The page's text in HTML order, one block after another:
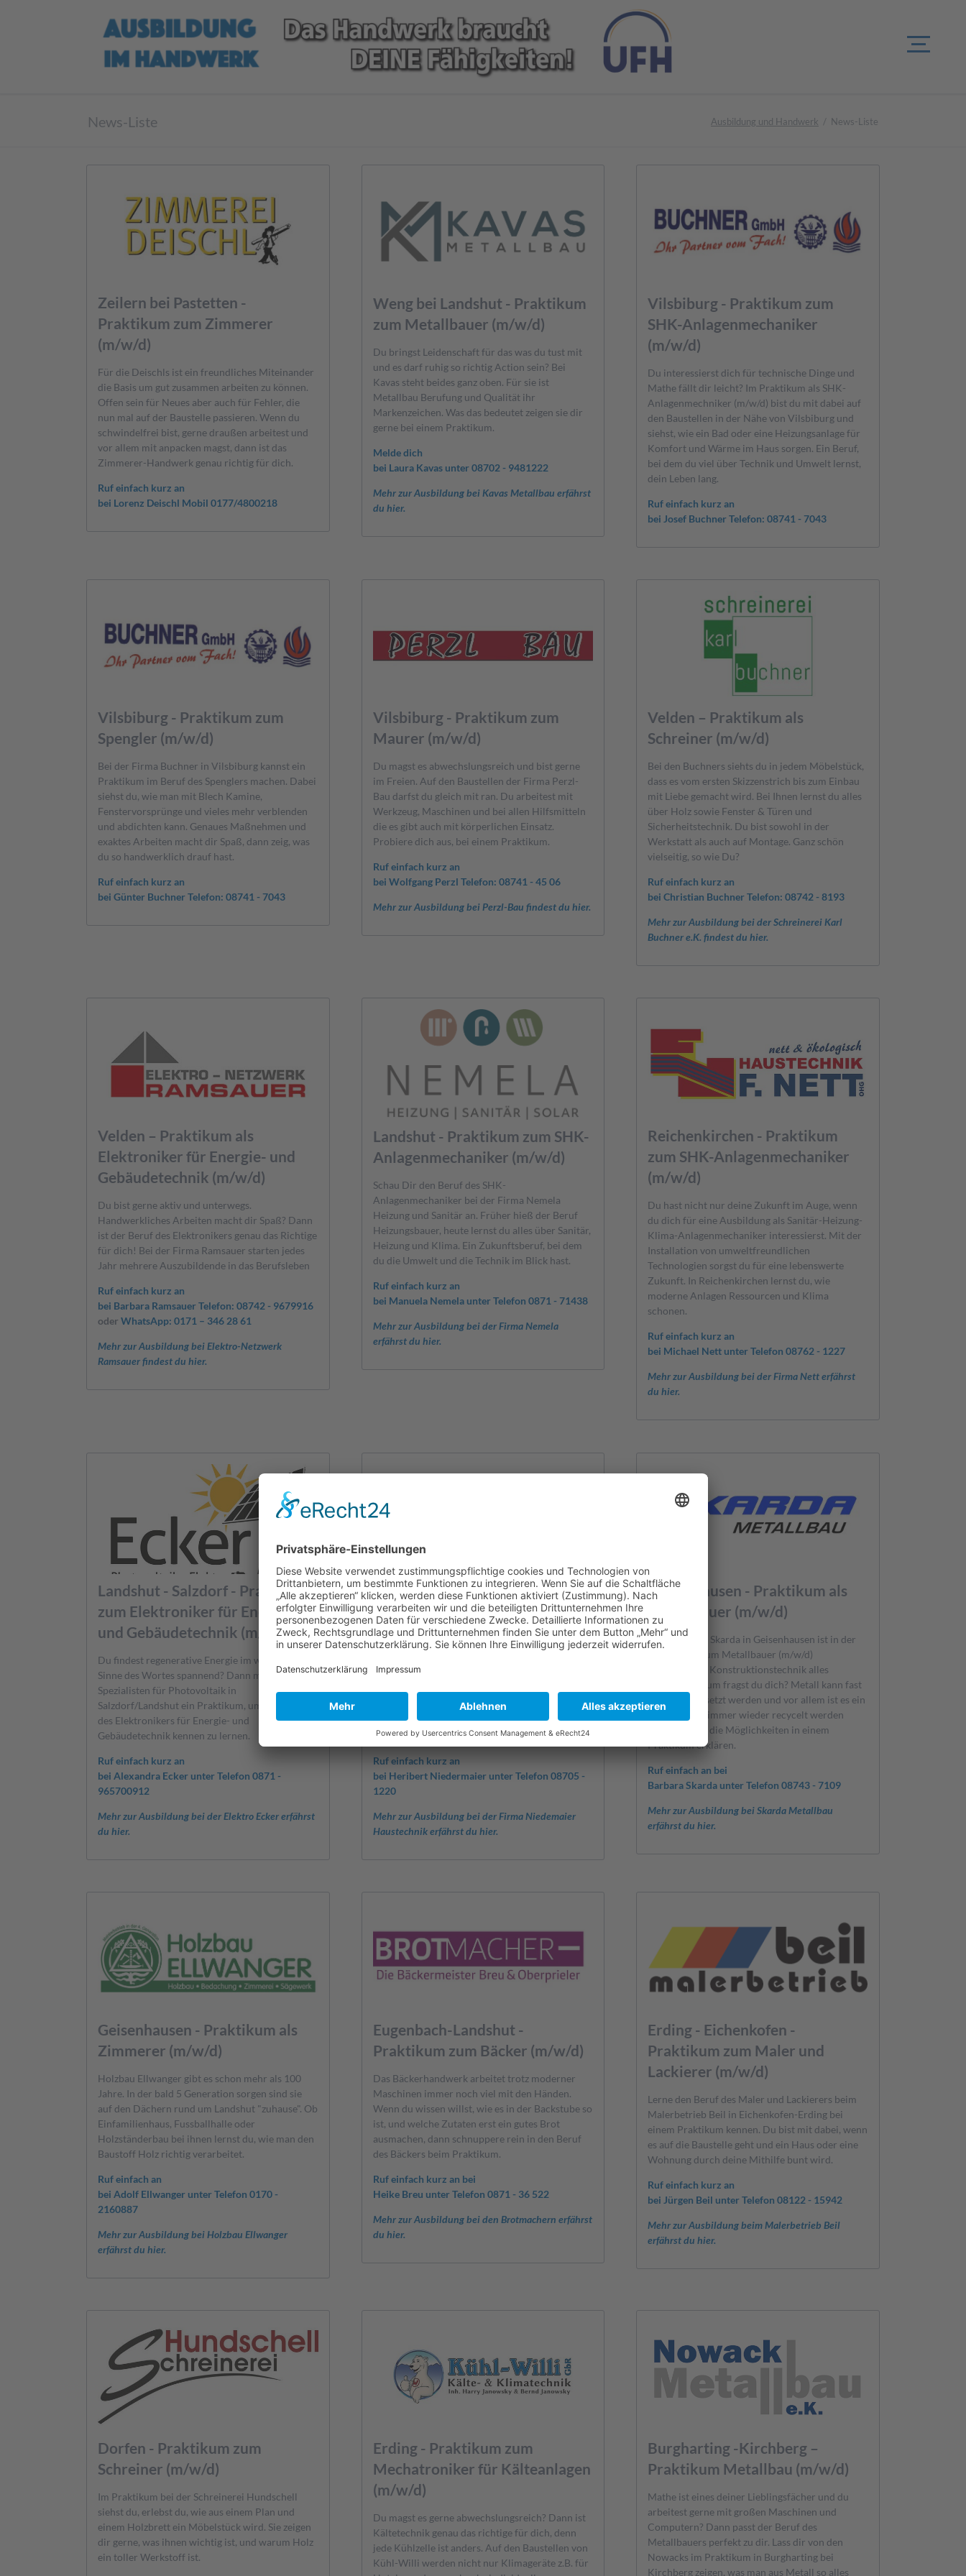
News-Liste Ausbildung und Handwerk News-Liste
Zeilern bei Pastetten -
Praktikum zum Zimmerer
(m/w/d)
Für die Deischls ist ein freundliches Miteinander
die Basis um gut zusammen arbeiten zu können.
Offen sein für Neues aber auch für Fehler, die
nun mal auf der Baustelle passieren. Wenn du
schwindelfrei bist, gerne draußen arbeitest und
vor allem mit anpacken magst, dann ist das
Zimmerer-Handwerk genau richtig für dich.
Ruf einfach kurz an
bei Lorenz Deischl Mobil 0177/4800218
Weng bei Landshut - Praktikum
zum Metallbauer (m/w/d)
Du bringst Leidenschaft für das was du tust mit
und es darf ruhig so richtig Action sein? Bei
Kavas steht beides ganz oben. Für sie ist
Metallbau Berufung und Qualität ihr
Markenzeichen. Was das bedeutet zeigen sie dir
gerne bei einem Praktikum.
Melde dich
bei Laura Kavas unter 08702 - 9481222
Mehr zur Ausbildung bei Kavas Metallbau erfährst
du hier.
Vilsbiburg - Praktikum zum
SHK-Anlagenmechaniker
(m/w/d)
Du interessierst dich für technische Dinge und
Mathe fällt dir leicht? Im Praktikum als SHK-
Anlagenmechniker (m/w/d) bist du mit dabei auf
den Baustellen in der Nähe von Vilsbiburg und
siehst, wie ein Bad oder eine Heizungsanlage für
Komfort und Wärme im Haus sorgen. Ein Beruf,
bei dem du viel über Technik und Umwelt lernst,
dein Leben lang.
Ruf einfach kurz an
bei Josef Buchner Telefon: 08741 - 7043
Vilsbiburg - Praktikum zum
Spengler (m/w/d)
Bei der Firma Buchner in Vilsbiburg kannst ein
Praktikum im Beruf des Spenglers machen. Dabei
siehst du, wie man mit Blech Kamine,
Fenstervorsprünge und vieles mehr verblenden
und abdichten kann. Genaues Maßnehmen und
exaktes Arbeiten macht dir Spaß, dann zeig, was
du so handwerklich drauf hast.
Ruf einfach kurz an
bei Günter Buchner Telefon: 08741 - 7043
Vilsbiburg - Praktikum zum
Maurer (m/w/d)
Du magst es abwechslungsreich und bist gerne
im Freien. Auf den Baustellen der Firma Perzl-
Bau darfst du gleich mit ran. Du arbeitest mit
Werkzeug, Maschinen und bei allen Hilfsmitteln
die es gibt auch mit körperlichen Einsatz.
Probiere dich aus, bei einem Praktikum.
Ruf einfach kurz an
bei Wolfgang Perzl Telefon: 08741 - 45 06
Mehr zur Ausbildung bei Perzl-Bau findest du hier.
Velden – Praktikum als
Schreiner (m/w/d)
Bei den Buchners siehts du in jedem Möbelstück,
dass es vom ersten Skizzenstrich bis zum Einbau
mit Liebe gemacht wird. Bei Ihnen lernst du alles
über Holz sowie Fenster & Türen und
Sicherheitstechnik. Du bist sowohl in der
Werkstatt als auch auf Montage. Ganz schön
vielseitig, so wie Du?
Ruf einfach kurz an
bei Christian Buchner Telefon: 08742 - 8193
Mehr zur Ausbildung bei der Schreinerei Karl
Buchner e.K. findest du hier.
Velden – Praktikum als
Elektroniker für Energie- und
Gebäudetechnik (m/w/d)
Du bist gerne aktiv und unterwegs.
Handwerkliches Arbeiten macht dir Spaß? Dann
ist der Beruf des Elektronikers genau das Richtige
für dich! Bei der Firma Ramsauer starten jedes
Jahr mehrere Auszubildende in das Berufsleben
Ruf einfach kurz an
bei Barbara Ramsauer Telefon: 08742 - 9679916
oderWhatsApp: 0171 – 346 28 61
Mehr zur Ausbildung bei Elektro-Netzwerk
Ramsauer findest du hier.
Landshut - Praktikum zum SHK-
Anlagenmechaniker (m/w/d)
Schau Dir den Beruf des SHK-
Anlagenmechaniker bei der Firma Nemela
Heizung und Sanitär an. Früher hieß der Beruf
Heizungsbauer, heute lernst du alles über Sanitär,
Heizung und Klima. Ein Zukunftsberuf, bei dem
du die Umwelt und die Technik im Blick hast.
Ruf einfach kurz an
bei Manuela Nemela unter Telefon 0871 - 71438
Mehr zur Ausbildung bei der Firma Nemela
erfährst du hier.
Reichenkirchen - Praktikum
zum SHK-Anlagenmechaniker
(m/w/d)
Du hast nicht nur deine Zukunft im Auge, wenn
du dich für eine Ausbildung als Sanitär-Heizung-
Klima-Anlagenmechaniker interessierst. Mit der
Installation von umweltfreundlichen
Technologien sorgst du für eine lebenswerte
Zukunft. In Reichenkirchen lernst du, wie
moderne Anlagen Ressourcen und Klima
schonen.
Ruf einfach kurz an
bei Michael Nett unter Telefon 08762 - 1227
Mehr zur Ausbildung bei der Firma Nett erfährst
du hier.
Landshut - Salzdorf - Praktikum
zum Elektroniker für Energie-
und Gebäudetechnik (m/w/d)
Du findest regenerative Energie im wahrsten
Sinne des Wortes spannend? Dann mach beim
Spezialisten für Photovoltaik in
Salzdorf/Landshut ein Praktikum, um den Beruf
des Elektronikers für Energie- und
Gebäudetechnik kennen zu lernen.
Ruf einfach kurz an
bei Alexandra Ecker unter Telefon 0871 -
965700912
Mehr zur Ausbildung bei der Elektro Ecker erfährst
du hier.
Hohenpolding Praktikum zum
SHK-Anlagenmechaniker
(m/w/d)
Beruf ist nicht nur für junge Männer sondern
auch für junge Frauen interessant. Es geht um
umweltfreundliche Techniken von heute und
morgen und um die Gestaltung und Umsetzung
von Bädern.
Ruf einfach kurz an
bei Heribert Niedermaier unter Telefon 08705 -
1220
Mehr zur Ausbildung bei der Firma Niedemaier
Haustechnik erfährst du hier.
Geisenhausen - Praktikum als
Metallbauer (m/w/d)
Bei der Firma Skarda in Geisenhausen ist in der
Ausbildung zum Metallbauer (m/w/d)
Fachrichtung Konstruktionstechnik alles
möglich. Warum fragst du dich? Metall kann fast
überall eingesetzt werden und vor allem ist es ein
Material, das immer wieder recycelt werden
kann. Lass dir die Möglichkeiten in einem
Praktikum erklären.
Ruf einfach an bei
Barbara Skarda unter Telefon 08743 - 7109
Mehr zur Ausbildung bei Skarda Metallbau
erfährst du hier.
Geisenhausen - Praktikum als
Zimmerer (m/w/d)
Holzbau Ellwanger gibt es schon mehr als 100
Jahre. In der bald 5 Generation sorgen sind sie
auf den Dächern rund um Landshut "zuhause". Ob
Einfamilienhaus, Fussballhalle oder
Holzständerbau bei ihnen lernst du, wie man den
Baustoff Holz richtig verarbeitet.
Ruf einfach an
bei Adolf Ellwanger unter Telefon 0170 -
2160887
Mehr zur Ausbildung bei Holzbau Ellwanger
erfährst du hier.
Eugenbach-Landshut -
Praktikum zum Bäcker (m/w/d)
Das Bäckerhandwerk arbeitet trotz moderner
Maschinen immer noch viel mit den Händen.
Wenn du wissen willst, wie es in der Backstube so
ist, und welche Zutaten erst ein gutes Brot
ausmachen, dann schnuppere rein in den Beruf
des Bäckers beim Praktikum.
Ruf einfach kurz an bei
Heike Breu unter Telefon 0871 - 36 522
Mehr zur Ausbildung bei den Brotmachern erfährst
du hier.
Erding - Eichenkofen -
Praktikum zum Maler und
Lackierer (m/w/d)
Lerne den Beruf des Maler und Lackierers beim
Malerbetrieb Beil in Eichenkofen-Erding bei
einem Praktikum kennen. Du bist mit dabei, wenn
es auf die Baustelle geht und ein Haus oder eine
Wohnung durch deine Mithilfe bunt wird.
Ruf einfach kurz an
bei Jürgen Beil unter Telefon 08122 - 15942
Mehr zur Ausbildung beim Malerbetrieb Beil
erfährst du hier.
Dorfen - Praktikum zum
Schreiner (m/w/d)
Im Praktikum bei der Schreinerei Hundschell
siehst du, erlebst du, wie aus einem Plan und
einem Holzbrett ein Möbelstück wird. Sie zeigen
dir gerne, was ihnen wichtig ist, und warum Holz
ein toller Werkstoff ist.
Erding - Praktikum zum
Mechatroniker für Kälteanlagen
(m/w/d)
Du magst es gerne abwechslungsreich? Dann ist
Kältetechnik genau das richtige für dich, denn
jede Kühlzelle ist anders. Auf den Baustellen von
Kühl-Willi werden nicht nur Klimageräte z.B. für
Burgharting -Kirchberg –
Praktikum Metallbau (m/w/d)
Mathe ist eines deiner Lieblingsfächer und du
arbeitest gerne mit großen Maschinen und
Computern? Dann passt der Beruf des
Metallbauers perfekt zu dir. Lass dir von den
Nowacks im Praktikum in Burgharting bei
Kirchberg zeigen, was man aus Metall so alles